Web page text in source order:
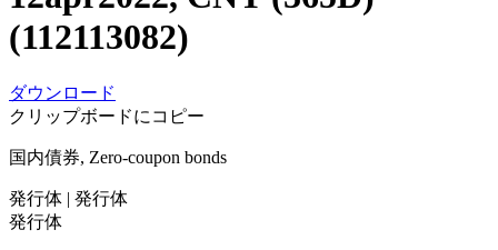
(112113082)
ダウンロード
クリップボードにコピー
国内債券, Zero-coupon bonds
発行体 | 発行体
発行体